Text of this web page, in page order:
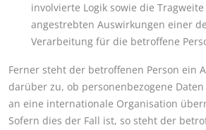
involvierte Logik sowie die
angestrebten Auswirkungen einer
Verarbeitung für die betroffene
Ferner steht der betroffenen Person ein
darüber zu, ob personenbezogene
an eine internationale Organisation
Sofern dies der Fall ist, so steht der